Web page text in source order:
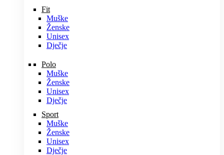
Fit
Muške
Ženske
Unisex
Dječje
Polo
Muške
Ženske
Unisex
Dječje
Sport
Muške
Ženske
Unisex
Dječje